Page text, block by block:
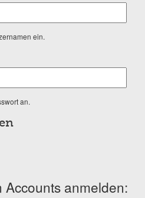
ein.
an.
anmelden: